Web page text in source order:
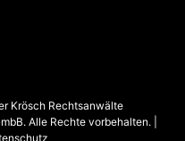
Krösch Rechtsanwälte
Alle Rechte vorbehalten. |